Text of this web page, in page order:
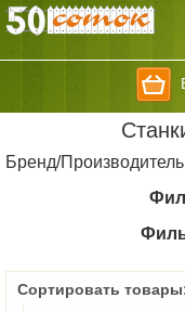
Бренд/
Сортировать